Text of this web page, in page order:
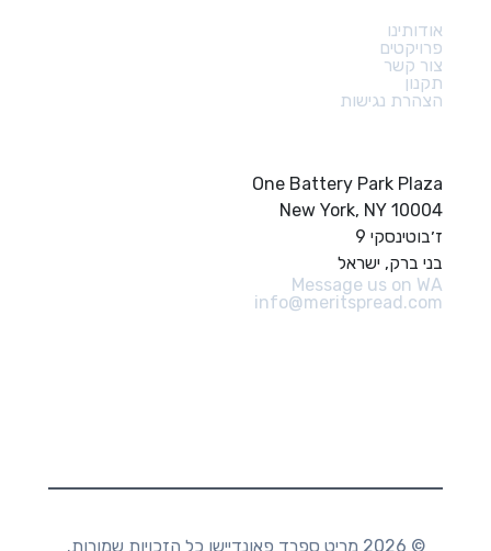
אודותינו
פרויקטים
צור קשר
תקנון
הצהרת נגישות
One Battery Park Plaza
New York, NY 10004
ז׳בוטינסקי 9
בני ברק, ישראל
Message us on WA
info@meritspread.com
© 2026 מריט ספרד פאונדיישן כל הזכויות שמורות.